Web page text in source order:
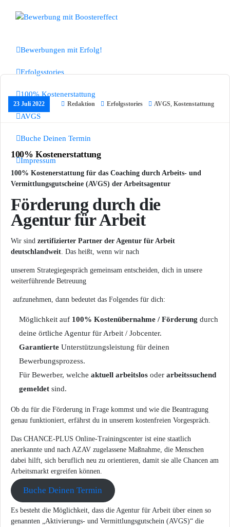
Inhalt
Bewerbungen mit Erfolg!
Erfolgsstories
100% Kostenerstattung
AVGS
Buche Deinen Termin
Impressum
23 Juli 2022 Redaktion Erfolgsstories AVGS Kostenstattung
100% Kostenerstattung
100% Kostenerstattung für das Coaching durch Arbeits- und
Vermittlungsgutscheine (AVGS) der Arbeitsagentur
Förderung durch die
Agentur für Arbeit
Wir sind zertifizierter Partner der Agentur für Arbeit
deutschlandweit . Das heißt, wenn wir nach
unserem Strategiegespräch gemeinsam entscheiden, dich in unsere
weiterführende Betreuung
aufzunehmen, dann bedeutet das Folgendes für dich:
Möglichkeit auf 100% Kostenübernahme / Förderung durch
deine örtliche Agentur für Arbeit / Jobcenter.
Garantierte Unterstützungsleistung für deinen
Bewerbungsprozess.
Für Bewerber, welche aktuell arbeitslos oder arbeitssuchend
gemeldet sind.
Ob du für die Förderung in Frage kommst und wie die Beantragung
genau funktioniert, erfährst du in unserem kostenfreien Vorgespräch.
Das CHANCE-PLUS Online-Trainingscenter ist eine staatlich
anerkannte und nach AZAV zugelassene Maßnahme, die Menschen
dabei hilft, sich beruflich neu zu orientieren, damit sie alle Chancen am
Arbeitsmarkt ergreifen können.
Buche Deinen Termin
Es besteht die Möglichkeit, dass die Agentur für Arbeit über einen so
genannten „Aktivierungs- und Vermittlungsgutschein (AVGS)“ die